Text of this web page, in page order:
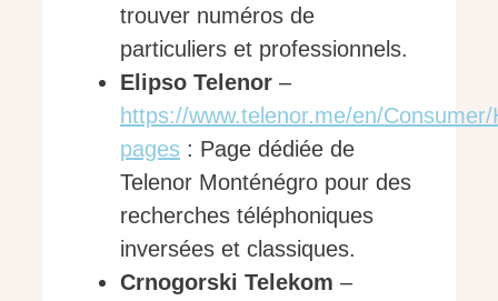
trouver numéros de
particuliers et professionnels.
Elipso Telenor –
https://www.telenor.me/en/
pages : Page dédiée de
Telenor Monténégro pour des
recherches téléphoniques
inversées et classiques.
Crnogorski Telekom –